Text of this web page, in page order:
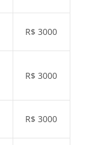
R$ 3000
R$ 3000
R$ 3000